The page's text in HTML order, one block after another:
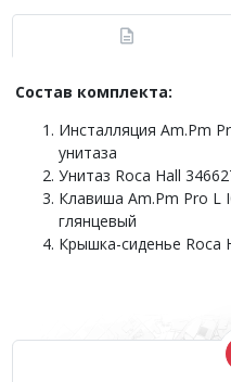
Состав комплекта:
Инсталляция Am.Pm
унитаза
Унитаз Roca Hall
Клавиша Am.Pm Pro L
глянцевый
Крышка-сиденье Roca